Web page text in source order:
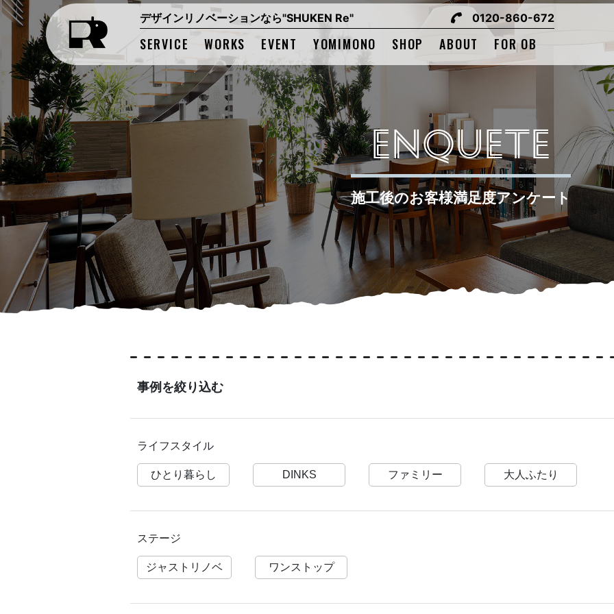
コ
ツ
キ
ッ
プ
ナ
シ
に
移
動
デザインリノベーションなら"SHUKEN Re" 0120-860-672
SERVICE WORKS EVENT YOMIMONO SHOP ABOUT FOR OB
ENQUETE
施工後のお客様満足度アンケート
事例を絞り込む
ライフスタイル
ひとり暮らし DINKS ファミリー 大人ふたり
ステージ
ジャストリノベ ワンストップ